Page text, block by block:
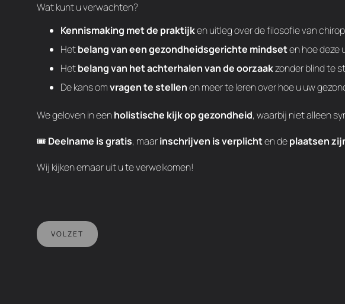
Wat kunt u verwachten?
Kennismaking met de praktijken uitleg over de filosofie van
Hetbelang van een gezondheidsgerichte mindseten hoe deze
Hetbelang van het achterhalen van de oorzaakzonder blind te
De kans omvragen te stellenen meer te leren over hoe u uw
We geloven in eenholistische kijk op gezondheid, waarbij niet alleen
🎟️ Deelname is gratis, maarinschrijven is verplichten deplaatsen
Wij kijken ernaar uit u te verwelkomen!
VOLZET